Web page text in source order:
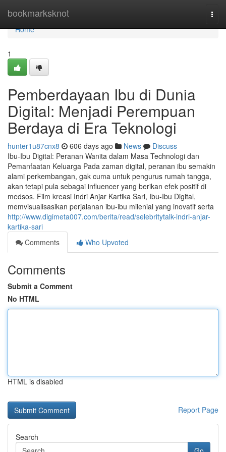
bookmarksknot
Home
Home
1
Pemberdayaan Ibu di Dunia
Digital: Menjadi Perempuan
Berdaya di Era Teknologi
hunter1u87cnx8 606 days ago News
Discuss
Ibu-Ibu Digital: Peranan Wanita dalam Masa Technologi dan
Pemanfaatan Keluarga Pada zaman digital, peranan ibu semakin
alami perkembangan, gak cuma untuk pengurus rumah tangga,
akan tetapi pula sebagai influencer yang berikan efek positif di
medsos. Film kreasi Indri Anjar Kartika Sari, Ibu-Ibu Digital,
memvisualisasikan perjalanan ibu-ibu milenial yang inovatif serta
http://www.digimeta007.com/berita/read/selebritytalk-indri-anjar-
kartika-sari
Comments
Who Upvoted
Comments
Submit a Comment
No HTML
HTML is disabled
Report Page
Search